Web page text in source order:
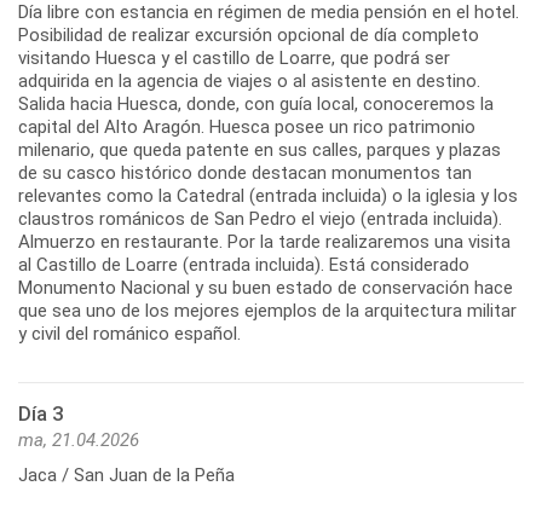
Día libre con estancia en régimen de media pensión en el hotel.
Posibilidad de realizar excursión opcional de día completo
visitando Huesca y el castillo de Loarre, que podrá ser
adquirida en la agencia de viajes o al asistente en destino.
Salida hacia Huesca, donde, con guía local, conoceremos la
capital del Alto Aragón. Huesca posee un rico patrimonio
milenario, que queda patente en sus calles, parques y plazas
de su casco histórico donde destacan monumentos tan
relevantes como la Catedral (entrada incluida) o la iglesia y los
claustros románicos de San Pedro el viejo (entrada incluida).
Almuerzo en restaurante. Por la tarde realizaremos una visita
al Castillo de Loarre (entrada incluida). Está considerado
Monumento Nacional y su buen estado de conservación hace
que sea uno de los mejores ejemplos de la arquitectura militar
y civil del románico español.
Día 3
ma, 21.04.2026
Jaca / San Juan de la Peña